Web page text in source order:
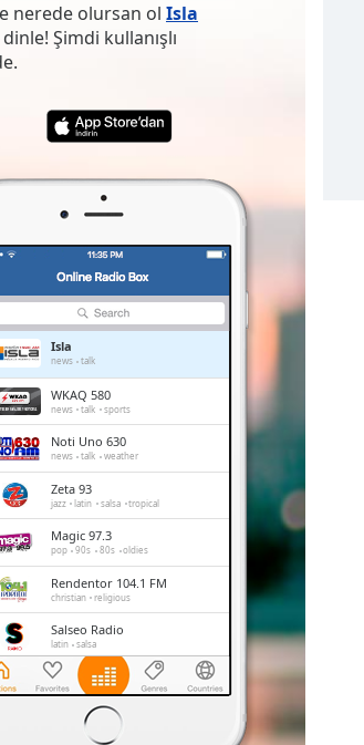
nerede olursan ol Isla
Şimdi kullanışlı
Isla
news talk
WKAQ 580
news talk sports
Noti Uno 630
news talk weather
Zeta 93
jazz latin salsa tropical
Magic 97.3
pop 90s 80s oldies
Rendentor 104.1 FM
christian religious
Salseo Radio
latin salsa
El 1480 AM
news talk
Salsoul
alternative